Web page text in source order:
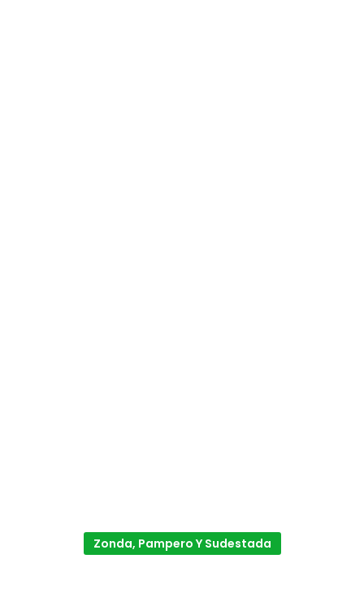
Zonda, Pampero Y Sudestada